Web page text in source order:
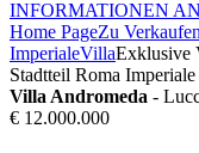
INFORMATIONEN
Home PageZu Verkaufen
ImperialeVillaExklusive
Stadtteil Roma
Villa Andromeda -
€ 12.000.000